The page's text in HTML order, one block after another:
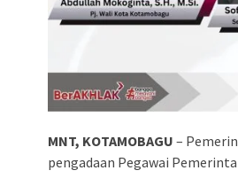
MNT, KOTAMOBAGU –
pengadaan Pegawai